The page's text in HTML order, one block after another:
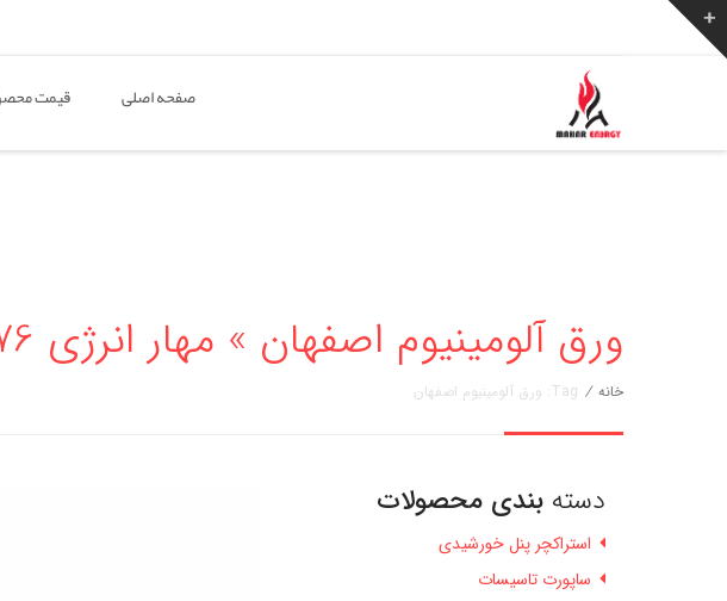
صفحه اصلی قیمت
ورق آلومینیوم اصفهان » مهار انرژی 02136256776
خانه / Tag: ورق آلومینیوم اصفهان
دسته بندی محصولات
استراکچر پنل خورشیدی
ساپورت تاسیسات